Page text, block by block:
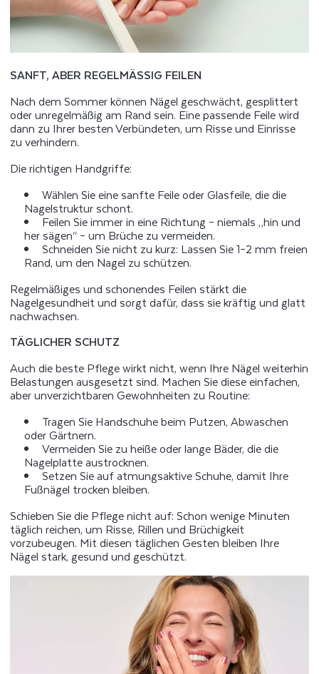
SANFT, ABER REGELMÄSSIG FEILEN
Nach dem Sommer können Nägel geschwächt, gesplittert
oder unregelmäßig am Rand sein. Eine passende Feile wird
dann zu Ihrer besten Verbündeten, um Risse und Einrisse
zu verhindern.
Die richtigen Handgriffe:
Wählen Sie eine sanfte Feile oder Glasfeile, die die
Nagelstruktur schont.
Feilen Sie immer in eine Richtung – niemals „hin und
her sägen“ – um Brüche zu vermeiden.
Schneiden Sie nicht zu kurz: Lassen Sie 1–2 mm freien
Rand, um den Nagel zu schützen.
Regelmäßiges und schonendes Feilen stärkt die
Nagelgesundheit und sorgt dafür, dass sie kräftig und glatt
nachwachsen.
TÄGLICHER SCHUTZ
Auch die beste Pflege wirkt nicht, wenn Ihre Nägel weiterhin
Belastungen ausgesetzt sind. Machen Sie diese einfachen,
aber unverzichtbaren Gewohnheiten zu Routine:
Tragen Sie Handschuhe beim Putzen, Abwaschen
oder Gärtnern.
Vermeiden Sie zu heiße oder lange Bäder, die die
Nagelplatte austrocknen.
Setzen Sie auf atmungsaktive Schuhe, damit Ihre
Fußnägel trocken bleiben.
Schieben Sie die Pflege nicht auf: Schon wenige Minuten
täglich reichen, um Risse, Rillen und Brüchigkeit
vorzubeugen. Mit diesen täglichen Gesten bleiben Ihre
Nägel stark, gesund und geschützt.